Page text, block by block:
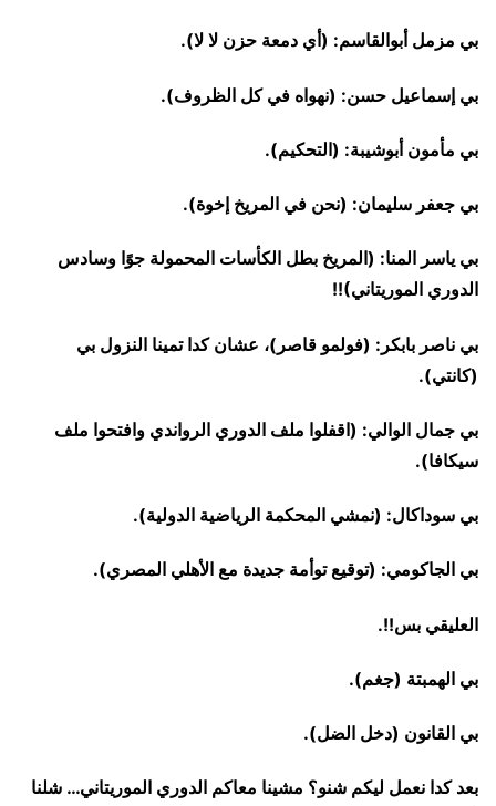
بي مزمل أبوالقاسم: (أي دمعة حزن لا لا).
بي إسماعيل حسن: (نهواه في كل الظروف).
بي مأمون أبوشيبة: (التحكيم).
بي جعفر سليمان: (نحن في المريخ إخوة).
بي ياسر المنا: (المريخ بطل الكأسات المحمولة جوًا وسادس
الدوري الموريتاني)!!
بي ناصر بابكر: (فولمو قاصر)، عشان كدا تمينا النزول بي
(كانتي).
بي جمال الوالي: (اقفلوا ملف الدوري الرواندي وافتحوا ملف
سيكافا).
بي سوداكال: (نمشي المحكمة الرياضية الدولية).
بي الجاكومي: (توقيع توأمة جديدة مع الأهلي المصري).
العليقي بس!!.
بي الهمبتة (جغم).
بي القانون (دخل الضل).
بعد كدا نعمل ليكم شنو؟ مشينا معاكم الدوري الموريتاني… شلنا